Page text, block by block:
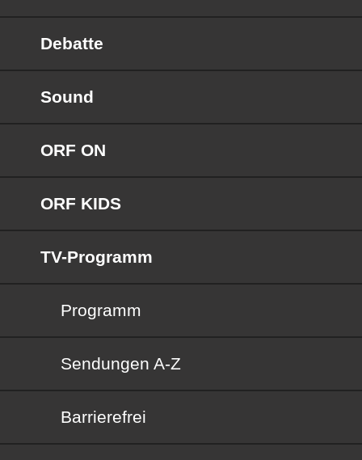
Debatte
Sound
ORF ON
ORF KIDS
TV-Programm
Programm
Sendungen von A bis Z
Sendungen A-Z
Barrierefrei
Barrierefrei